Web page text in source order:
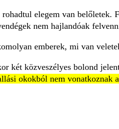
elegem van belőletek.
nem hajlandóak
emberek, mi van
két közveszélyes bolond
okokból nem vonatkoznak